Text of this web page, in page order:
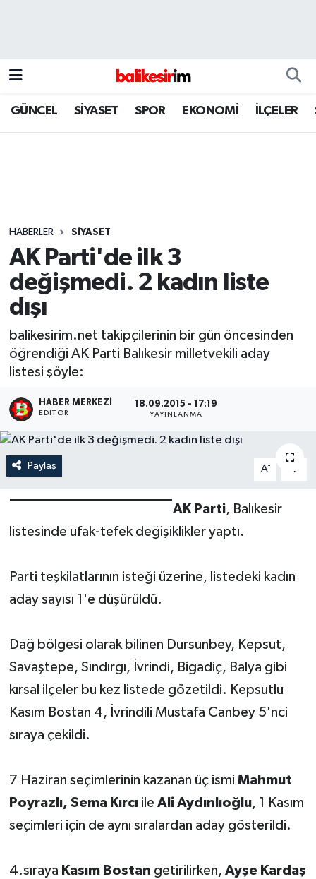
GÜNCEL SİYASET SPOR EKONOMİ İLÇELER
HABERLER SİYASET
AK Parti'de ilk 3
değişmedi. 2 kadın liste
dışı
balikesirim.net takipçilerinin bir gün öncesinden
öğrendiği AK Parti Balıkesir milletvekili aday
listesi şöyle:
HABER MERKEZI
EDITÖR
18.09.2015 - 17:19
YAYINLANMA
Paylaş A- A
AK Parti, Balıkesir
listesinde ufak-tefek değişiklikler yaptı.
Parti teşkilatlarının isteği üzerine, listedeki kadın
aday sayısı 1'e düşürüldü.
Dağ bölgesi olarak bilinen Dursunbey, Kepsut,
Savaştepe, Sındırgı, İvrindi, Bigadiç, Balya gibi
kırsal ilçeler bu kez listede gözetildi. Kepsutlu
Kasım Bostan 4, İvrindili Mustafa Canbey 5'nci
sıraya çekildi.
7 Haziran seçimlerinin kazanan üç ismi Mahmut
Poyrazlı, Sema Kırcıile Ali Aydınlıoğlu, 1 Kasım
seçimleri için de aynı sıralardan aday gösterildi.
4.sıraya Kasım Bostan getirilirken, Ayşe Kardaş